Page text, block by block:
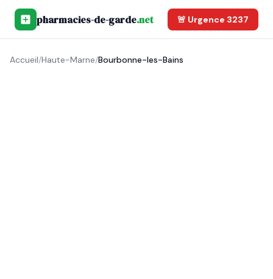
pharmacies-de-garde.net 🚨 Urgence 3237
Accueil/Haute-Marne/Bourbonne-les-Bains